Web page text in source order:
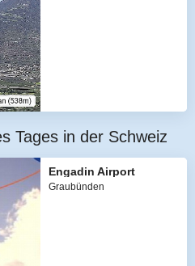
Tages in der Schweiz
Engadin Airport
Graubünden